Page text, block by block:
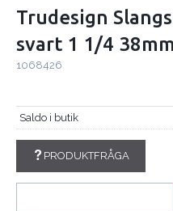
Trudesign
svart 1 1/4 38mm
1068426
Saldo i butik
PRODUKTFRÅGA